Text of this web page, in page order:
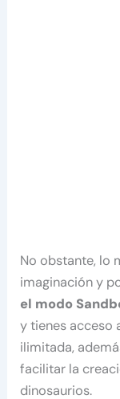
No obstante, lo
imaginación y
el modo
y tienes acceso
ilimitada,
facilitar la
dinosaurios.